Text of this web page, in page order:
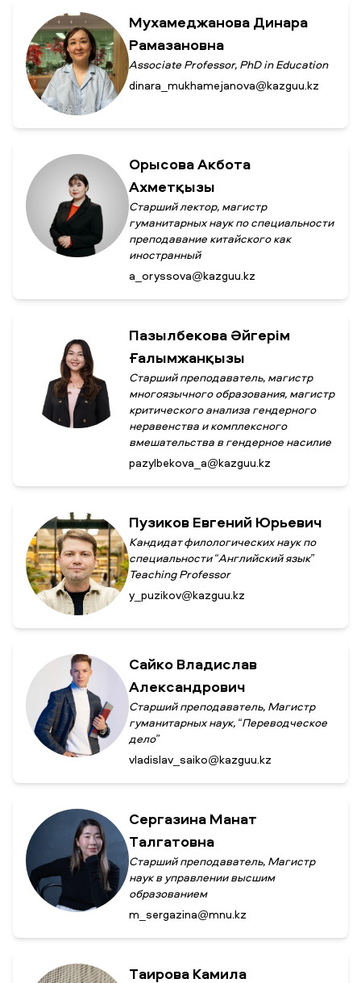
Мухамеджанова Динара
Рамазановна
Associate Professor, PhD in Education
dinara_mukhamejanova@kazguu.kz
Орысова Акбота
Ахметқызы
Старший лектор, магистр
гуманитарных наук по специальности
преподавание китайского как
иностранный
a_oryssova@kazguu.kz
Пазылбекова Әйгерім
Ғалымжанқызы
Старший преподаватель, магистр
многоязычного образования, магистр
критического анализа гендерного
неравенства и комплексного
вмешательства в гендерное насилие
pazylbekova_a@kazguu.kz
Пузиков Евгений Юрьевич
Кандидат филологических наук по
специальности “Английский язык”
Teaching Professor
y_puzikov@kazguu.kz
Сайко Владислав
Александрович
Старший преподаватель, Магистр
гуманитарных наук, “Переводческое
дело”
vladislav_saiko@kazguu.kz
Сергазина Манат
Талгатовна
Старший преподаватель, Магистр
наук в управлении высшим
образованием
m_sergazina@mnu.kz
Таирова Камила